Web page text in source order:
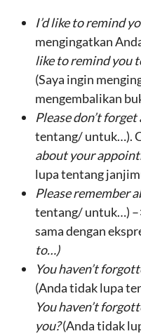
I’d like to remind
mengingatkan
like to remind you
(Saya ingin
mengembalikan
Please don’t
tentang/ untuk…).
about your
lupa tentang
Please remember
tentang/ untuk…)
sama dengan
to…)
You haven’t
(Anda tidak lupa
You haven’t
you?(Anda tidak